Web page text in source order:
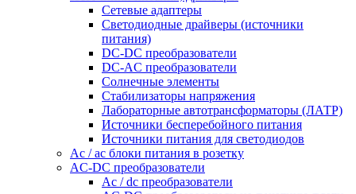
Сетевые адаптеры
Светодиодные драйверы (источники
питания)
DC-DC преобразователи
DC-AC преобразователи
Солнечные элементы
Стабилизаторы напряжения
Лабораторные автотрансформаторы (ЛАТР)
Источники бесперебойного питания
Источники питания для светодиодов
Ac / ac блоки питания в розетку
AC-DC преобразователи
Ac / dc преобразователи